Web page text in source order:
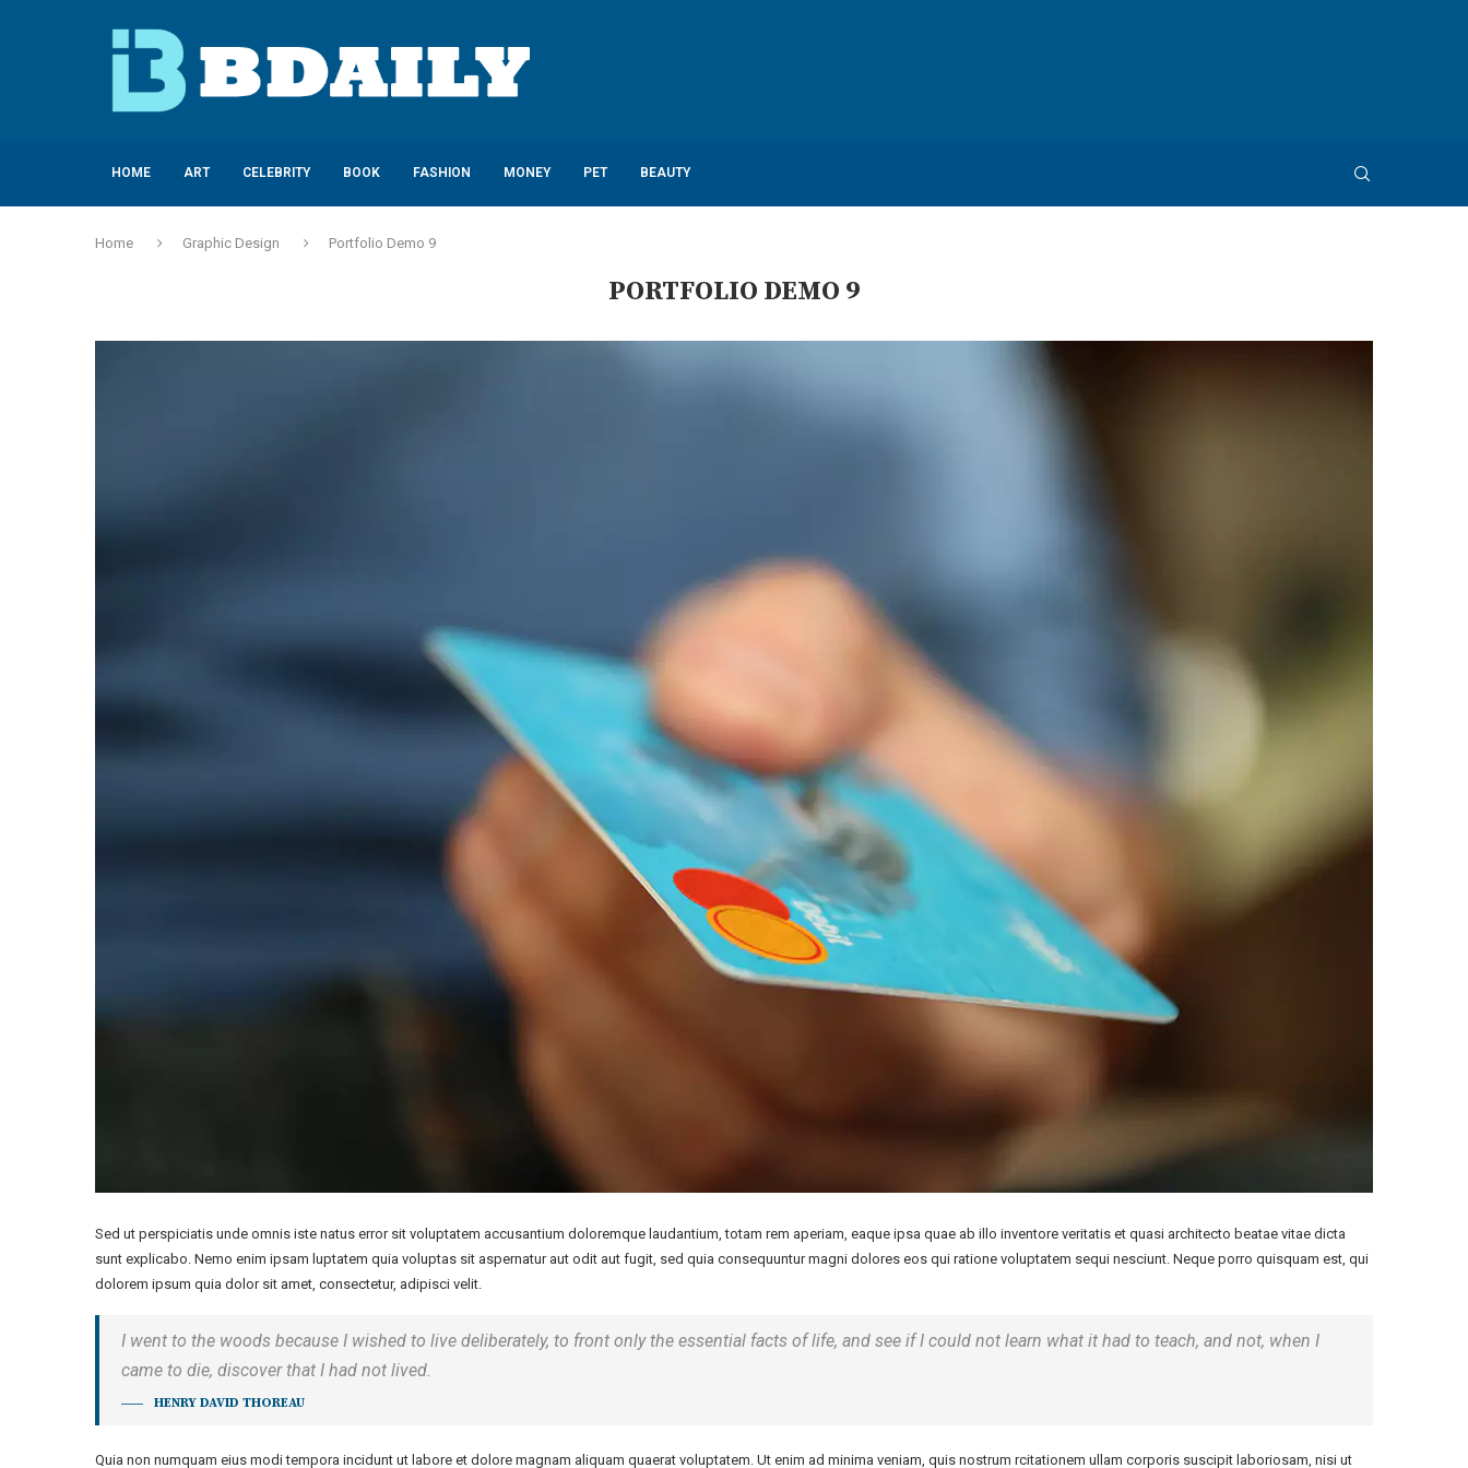
HOME ART CELEBRITY BOOK FASHION MONEY PET BEAUTY
Home Graphic Design Portfolio Demo 9
PORTFOLIO DEMO 9
Sed ut perspiciatis unde omnis iste natus error sit voluptatem accusantium doloremque laudantium, totam rem aperiam, eaque ipsa quae ab illo inventore veritatis et quasi architecto beatae vitae dicta
sunt explicabo. Nemo enim ipsam luptatem quia voluptas sit aspernatur aut odit aut fugit, sed quia consequuntur magni dolores eos qui ratione voluptatem sequi nesciunt. Neque porro quisquam est, qui
dolorem ipsum quia dolor sit amet, consectetur, adipisci velit.
I went to the woods because I wished to live deliberately, to front only the essential facts of life, and see if I could not learn what it had to teach, and not, when I
came to die, discover that I had not lived.
HENRY DAVID THOREAU
Quia non numquam eius modi tempora incidunt ut labore et dolore magnam aliquam quaerat voluptatem. Ut enim ad minima veniam, quis nostrum rcitationem ullam corporis suscipit laboriosam, nisi ut